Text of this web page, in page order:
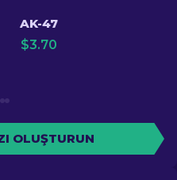
AK-47
$3.70
OLUŞTURUN